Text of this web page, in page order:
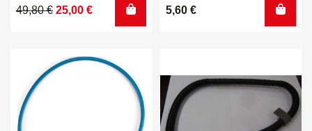
49,80€
Alkuperäinen
25,00 €
Nykyinen
5,60 €